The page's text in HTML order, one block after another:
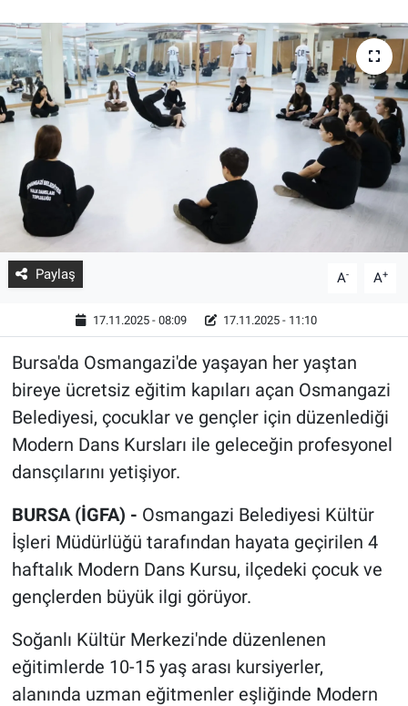
Paylaş A- A+
17.11.2025 - 08:09 17.11.2025 - 11:10
Bursa'da Osmangazi'de yaşayan her yaştan
bireye ücretsiz eğitim kapıları açan Osmangazi
Belediyesi, çocuklar ve gençler için düzenlediği
Modern Dans Kursları ile geleceğin profesyonel
dansçılarını yetişiyor.
BURSA (İGFA) - Osmangazi Belediyesi Kültür
İşleri Müdürlüğü tarafından hayata geçirilen 4
haftalık Modern Dans Kursu, ilçedeki çocuk ve
gençlerden büyük ilgi görüyor.
Soğanlı Kültür Merkezi'nde düzenlenen
eğitimlerde 10-15 yaş arası kursiyerler,
alanında uzman eğitmenler eşliğinde Modern